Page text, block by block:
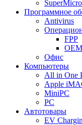
Программное
Antivirus
FPP
OEM
Офис
Компьютеры
All in One
Apple
MiniPC
PC
Автотовары
EV